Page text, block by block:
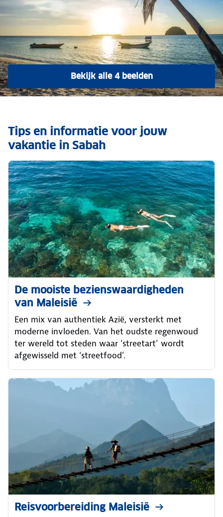
Bekijk alle 4 beelden
Tips en informatie voor jouw
vakantie in Sabah
De mooiste bezienswaardigheden
van Maleisië
Een mix van authentiek Azië, versterkt met
moderne invloeden. Van het oudste regenwoud
ter wereld tot steden waar ‘streetart’ wordt
afgewisseld met ‘streetfood’.
Reisvoorbereiding Maleisië